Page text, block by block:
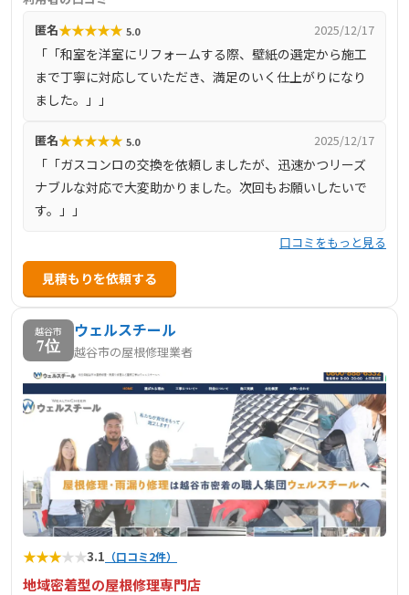
いをしています。関東全域を中心に、長年の経験と熟練の
技術を活かし、屋根の葺き替え・葺き直し工事やバリアフ
リー対応の内装リフォームなど、幅広い施工に対応してい
ます。リフォームに関するアドバイスも積極的に行い、お
客様の多様なニーズに応えています。
匿名★★★★★ 5.0 2025/12/17
「「和室を洋室にリフォームする際、壁紙の選定から施工
まで丁寧に対応していただき、満足のいく仕上がりになり
ました。」」
匿名★★★★★ 5.0 2025/12/17
「「ガスコンロの交換を依頼しましたが、迅速かつリーズ
ナブルな対応で大変助かりました。次回もお願いしたいで
す。」」
口コミをもっと見る
見積もりを依頼する
越谷市
7位
ウェルスチール
越谷市の屋根修理業者
★★★★★3.1 （口コミ2件）
地域密着型の屋根修理専門店